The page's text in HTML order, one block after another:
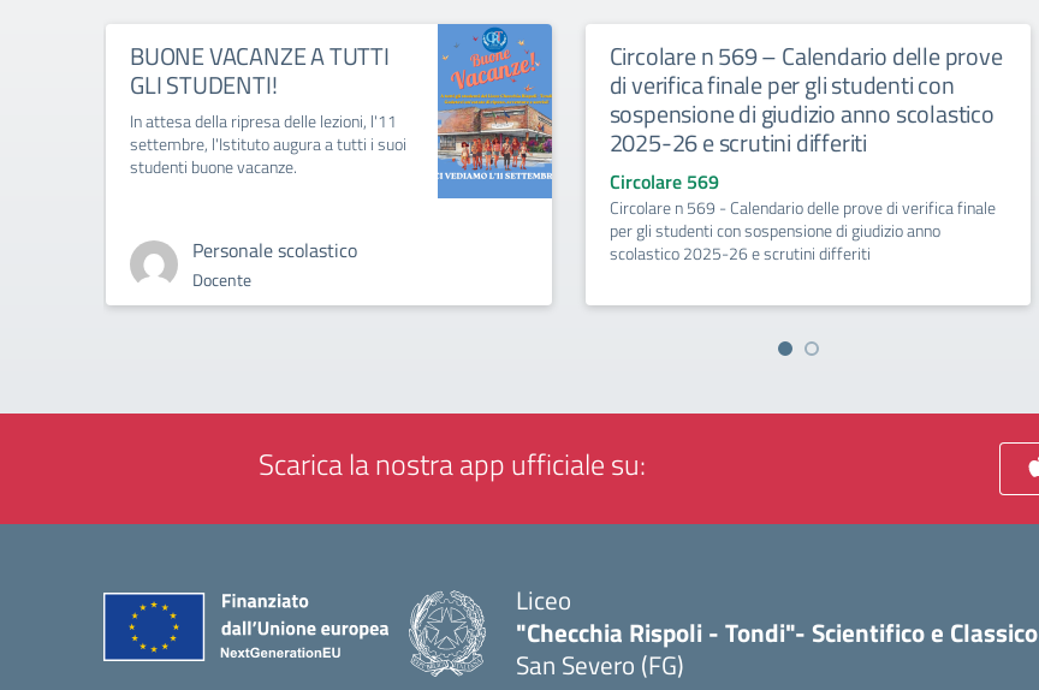
BUONE VACANZE A TUTTI
GLI STUDENTI!
In attesa della ripresa delle lezioni, l'11
settembre, l'Istituto augura a tutti i suoi
studenti buone vacanze.
Personale scolastico
Docente
Circolare n 569 – Calendario delle prove
di verifica finale per gli studenti con
sospensione di giudizio anno scolastico
2025-26 e scrutini differiti
Circolare 569
Circolare n 569 - Calendario delle prove di verifica finale
per gli studenti con sospensione di giudizio anno
scolastico 2025-26 e scrutini differiti
Scarica la nostra app ufficiale su:
Liceo
"Checchia Rispoli - Tondi"- Scientifico e Classico
San Severo (FG)